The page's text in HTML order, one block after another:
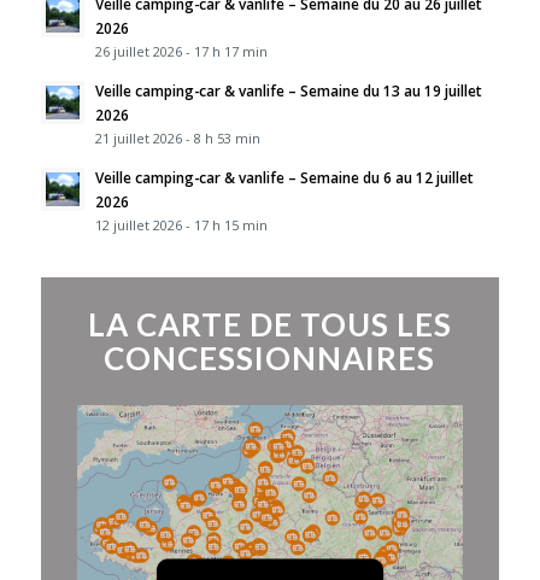
2026
26 juillet 2026 - 17 h 17 min
Veille camping-car & vanlife – Semaine du 13 au 19 juillet
2026
21 juillet 2026 - 8 h 53 min
Veille camping-car & vanlife – Semaine du 6 au 12 juillet
2026
12 juillet 2026 - 17 h 15 min
LA CARTE DE TOUS LES
CONCESSIONNAIRES